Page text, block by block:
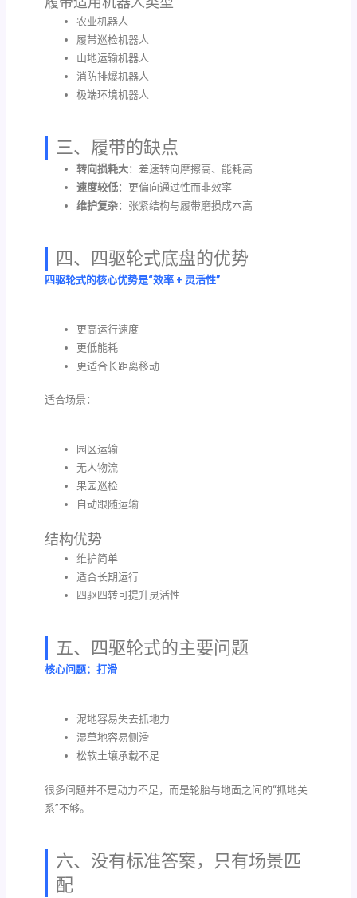
农业机器人
履带巡检机器人
山地运输机器人
消防排爆机器人
极端环境机器人
三、履带的缺点
转向损耗大：差速转向摩擦高、能耗高
速度较低：更偏向通过性而非效率
维护复杂：张紧结构与履带磨损成本高
四、四驱轮式底盘的优势
四驱轮式的核心优势是“效率 + 灵活性”
更高运行速度
更低能耗
更适合长距离移动
适合场景：
园区运输
无人物流
果园巡检
自动跟随运输
结构优势
维护简单
适合长期运行
四驱四转可提升灵活性
五、四驱轮式的主要问题
核心问题：打滑
泥地容易失去抓地力
湿草地容易侧滑
松软土壤承载不足
很多问题并不是动力不足，而是轮胎与地面之间的“抓地关
系”不够。
六、没有标准答案，只有场景匹
配